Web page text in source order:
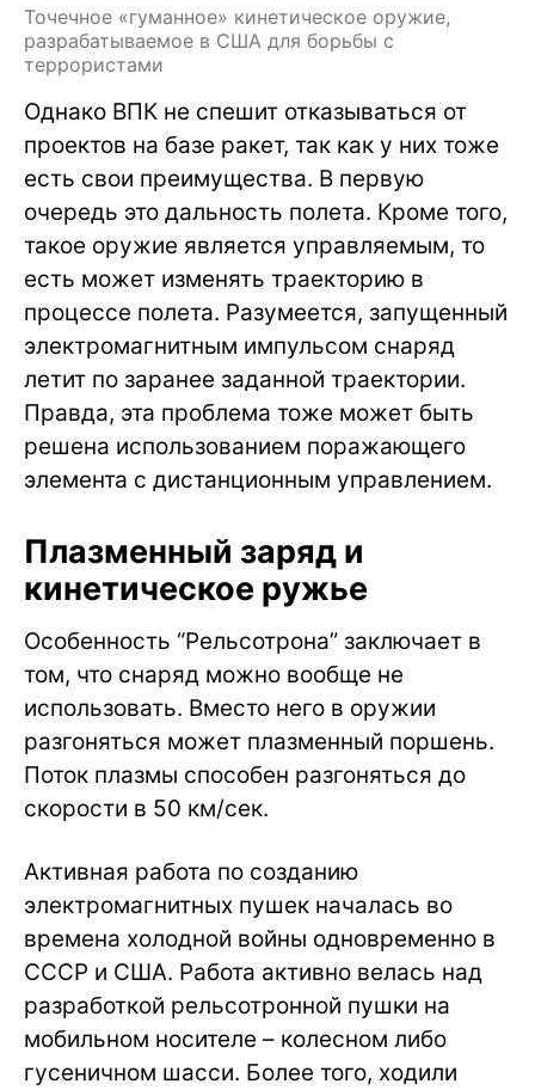
Точечное «гуманное» кинетическое оружие,
разрабатываемое в США для борьбы с
террористами
Однако ВПК не спешит отказываться от
проектов на базе ракет, так как у них тоже
есть свои преимущества. В первую
очередь это дальность полета. Кроме того,
такое оружие является управляемым, то
есть может изменять траекторию в
процессе полета. Разумеется, запущенный
электромагнитным импульсом снаряд
летит по заранее заданной траектории.
Правда, эта проблема тоже может быть
решена использованием поражающего
элемента с дистанционным управлением.
Плазменный заряд и
кинетическое ружье
Особенность “Рельсотрона” заключает в
том, что снаряд можно вообще не
использовать. Вместо него в оружии
разгоняться может плазменный поршень.
Поток плазмы способен разгоняться до
скорости в 50 км/сек.
Активная работа по созданию
электромагнитных пушек началась во
времена холодной войны одновременно в
СССР и США. Работа активно велась над
разработкой рельсотронной пушки на
мобильном носителе – колесном либо
гусеничном шасси. Более того, ходили